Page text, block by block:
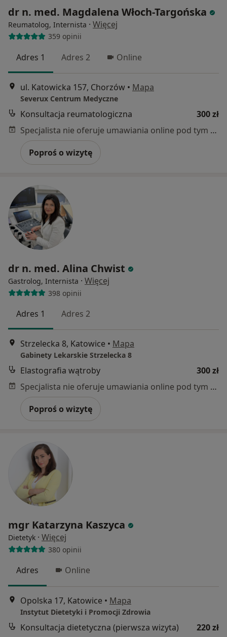
dr n. med. Magdalena Włoch-Targońska
Reumatolog, Internista · Więcej
359 opinii
Adres 1 Adres 2 Online
ul. Katowicka 157, Chorzów • Mapa
Severux Centrum Medyczne
Konsultacja reumatologiczna
300 zł
Specjalista nie oferuje umawiania online pod tym adresem.
Poproś o wizytę
dr n. med. Alina Chwist
Gastrolog, Internista · Więcej
398 opinii
Adres 1 Adres 2
Strzelecka 8, Katowice • Mapa
Gabinety Lekarskie Strzelecka 8
Elastografia wątroby
300 zł
Specjalista nie oferuje umawiania online pod tym adresem.
Poproś o wizytę
mgr Katarzyna Kaszyca
Dietetyk · Więcej
380 opinii
Adres Online
Opolska 17, Katowice • Mapa
Instytut Dietetyki i Promocji Zdrowia
Konsultacja dietetyczna (pierwsza wizyta)
220 zł